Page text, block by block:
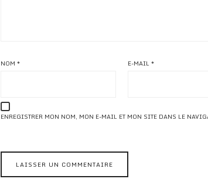
NOM * E-MAIL*
ENREGISTRER MON NOM, MON E-MAIL ET MON SITE DANS LE